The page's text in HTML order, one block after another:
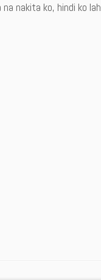
na nakita ko, hindi ko